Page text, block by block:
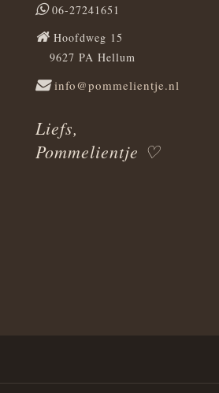
06-27241651
Hoofdweg 15
9627 PA Hellum
info@pommelientje.nl
Liefs,
Pommelientje ♡